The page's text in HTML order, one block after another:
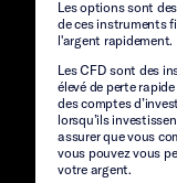
Les options sont
de ces instruments
l'argent rapidement.
Les CFD sont des
élevé de perte
des comptes
lorsqu’ils
assurer que vous
vous pouvez vous
votre argent.